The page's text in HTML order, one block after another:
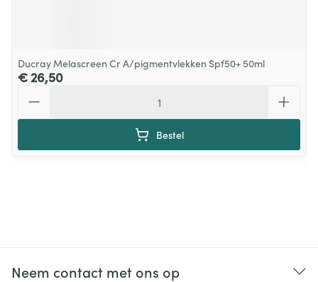
Ducray Melascreen Cr A/pigmentvlekken Spf50+ 50ml
€ 26,50
Bestel
Neem contact met ons op